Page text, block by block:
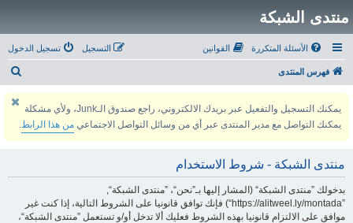
منتدى الشبكة
الأسئلة المتكررة القوانين تسجيل الدخول التسجيل
فهرس المنتدى
يمكنك التسجيل والتفعيل عبر بريدك الالكتروني، راجع صندوق الـJunk، ولأي مشكلة
يمكنك التواصل مع مدير المنتدى عبر أي من وسائل التواصل الاجتماعي من هذا الرابط.
منتدى الشبكة - شروط الاستخدام
بدخولك ”منتدى الشبكة“ (المشار إليها بـ”نحن“، ”منتدى الشبكة“,
”https://alitweel.ly/montada“) فإنك توافق قانونيا على الشروط التالية، إذا كنت غير
موافق على الالتزام قانونيا بهذه الشروط فعليك ألا تدخل أو/و تستعمل ”منتدى الشبكة“،